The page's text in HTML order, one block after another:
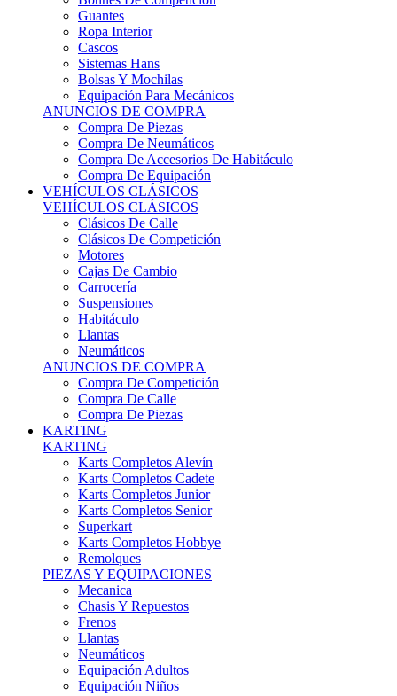
Ropa Interior
Cascos
Sistemas Hans
Bolsas Y Mochilas
Equipación Para Mecánicos
ANUNCIOS DE COMPRA
Compra De Piezas
Compra De Neumáticos
Compra De Accesorios De Habitáculo
Compra De Equipación
VEHÍCULOS CLÁSICOS
VEHÍCULOS CLÁSICOS
Clásicos De Calle
Clásicos De Competición
Motores
Cajas De Cambio
Carrocería
Suspensiones
Habitáculo
Llantas
Neumáticos
ANUNCIOS DE COMPRA
Compra De Competición
Compra De Calle
Compra De Piezas
KARTING
KARTING
Karts Completos Alevín
Karts Completos Cadete
Karts Completos Junior
Karts Completos Senior
Superkart
Karts Completos Hobbye
Remolques
PIEZAS Y EQUIPACIONES
Mecanica
Chasis Y Repuestos
Frenos
Llantas
Neumáticos
Equipación Adultos
Equipación Niños
Resto De Piezas